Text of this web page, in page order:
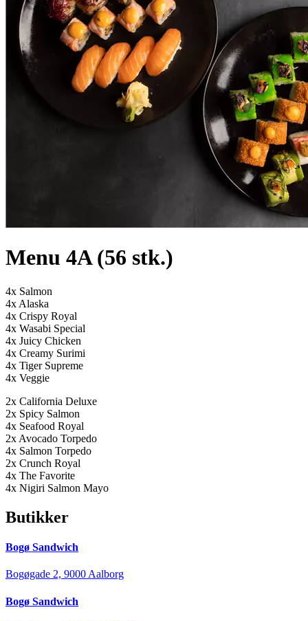
Menu 4A (56 stk.)
4x Salmon
4x Alaska
4x Crispy Royal
4x Wasabi Special
4x Juicy Chicken
4x Creamy Surimi
4x Tiger Supreme
4x Veggie
2x California Deluxe
2x Spicy Salmon
4x Seafood Royal
2x Avocado Torpedo
4x Salmon Torpedo
2x Crunch Royal
4x The Favorite
4x Nigiri Salmon Mayo
Butikker
Bogø Sandwich
Bogøgade 2, 9000 Aalborg
Bogø Sandwich